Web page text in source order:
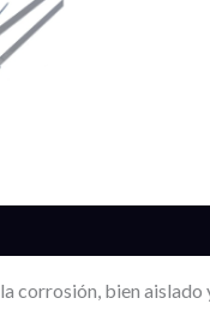
corrosión, bien